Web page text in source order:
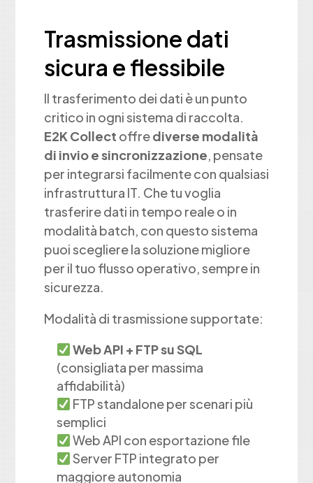
Trasmissione dati
sicura e flessibile
Il trasferimento dei dati è un punto
critico in ogni sistema di raccolta.
E2K Collect offrediverse modalità
di invio e sincronizzazione, pensate
per integrarsi facilmente con qualsiasi
infrastruttura IT. Che tu voglia
trasferire dati in tempo reale o in
modalità batch, con questo sistema
puoi scegliere la soluzione migliore
per il tuo flusso operativo, sempre in
sicurezza.
Modalità di trasmissione supportate:
Web API + FTP su SQL
(consigliata per massima
affidabilità)
FTP standalone per scenari più
semplici
Web API con esportazione file
Server FTP integrato per
maggiore autonomia